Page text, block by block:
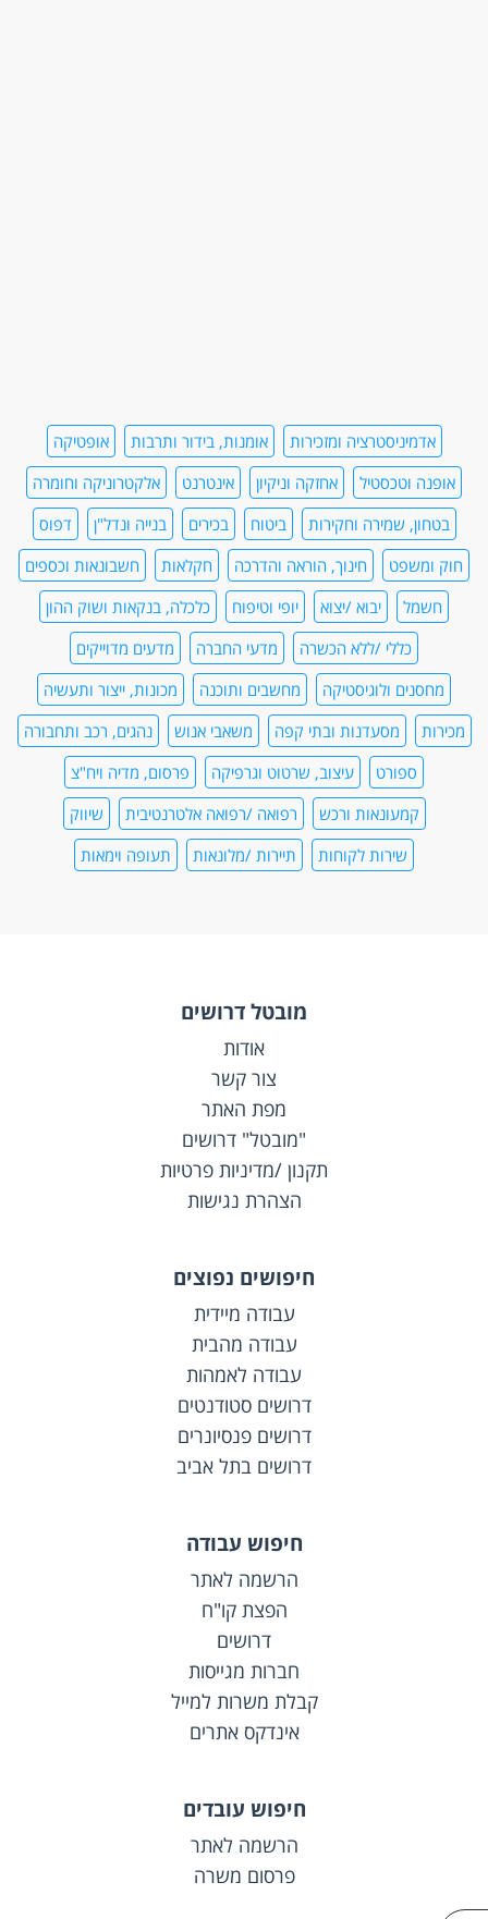
אדמיניסטרציה ומזכירות אומנות, בידור ותרבות
אופטיקה
אופנה וטכסטיל
אחזקה וניקיון אינטרנט
אלקטרוניקה וחומרה
בטחון, שמירה וחקירות
ביטוח בכירים בנייה ונדל"ן
דפוס
חוק ומשפט
חינוך, הוראה והדרכה חקלאות
חשבונאות וכספים
חשמל
יבוא /יצוא יופי וטיפוח
כלכלה, בנקאות ושוק ההון
כללי /ללא הכשרה
מדעי החברה
מדעים מדוייקים
מחסנים ולוגיסטיקה
מחשבים ותוכנה
מכונות, ייצור ותעשיה
מכירות
מסעדנות ובתי קפה משאבי אנוש
נהגים, רכב ותחבורה
ספורט
עיצוב, שרטוט וגרפיקה
פרסום, מדיה ויח"צ
קמעונאות ורכש
רפואה /רפואה אלטרנטיבית
שיווק
שירות לקוחות
תיירות /מלונאות תעופה וימאות
מובטל דרושים
אודות
צור קשר
מפת האתר
"מובטל" דרושים
תקנון /מדיניות פרטיות
הצהרת נגישות
חיפושים נפוצים
עבודה מיידית
עבודה מהבית
עבודה לאמהות
דרושים סטודנטים
דרושים פנסיונרים
דרושים בתל אביב
חיפוש עבודה
הרשמה לאתר
הפצת קו"ח
דרושים
חברות מגייסות
קבלת משרות למייל
אינדקס אתרים
חיפוש עובדים
הרשמה לאתר
פרסום משרה